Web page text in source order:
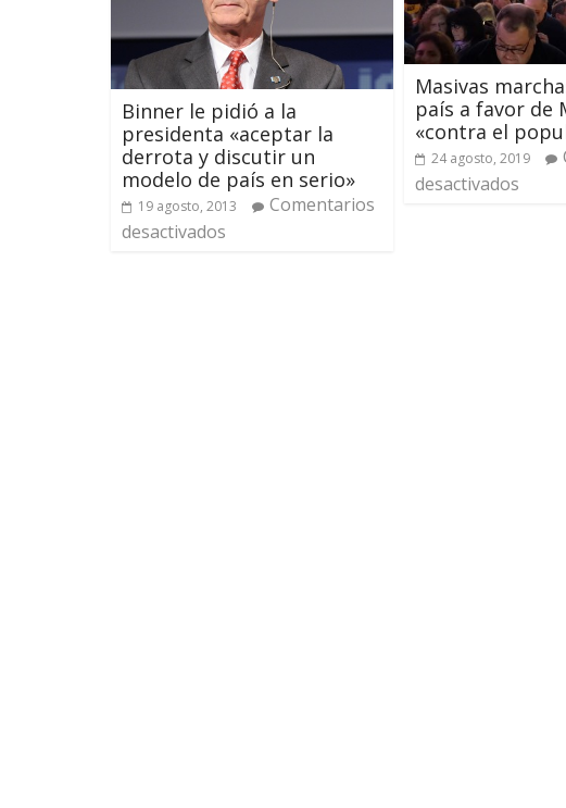
Binner le pidió a la
presidenta «aceptar la
derrota y discutir un
modelo de país en serio»
19 agosto, 2013
Comentarios
desactivados
Masivas
país a favor de
«contra el
24 agosto, 2019
desactivados